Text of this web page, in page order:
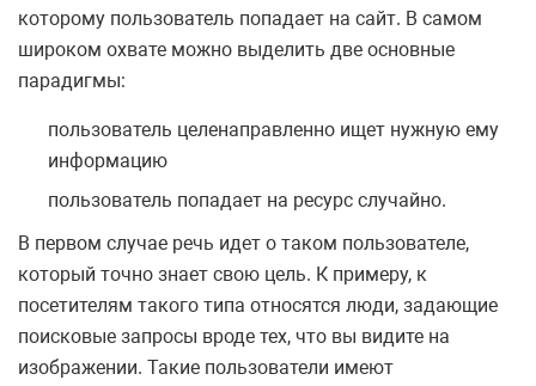
которому пользователь попадает на сайт. В самом
широком охвате можно выделить две основные
парадигмы:
пользователь целенаправленно ищет нужную ему
информацию
пользователь попадает на ресурс случайно.
В первом случае речь идет о таком пользователе,
который точно знает свою цель. К примеру, к
посетителям такого типа относятся люди, задающие
поисковые запросы вроде тех, что вы видите на
изображении. Такие пользователи имеют